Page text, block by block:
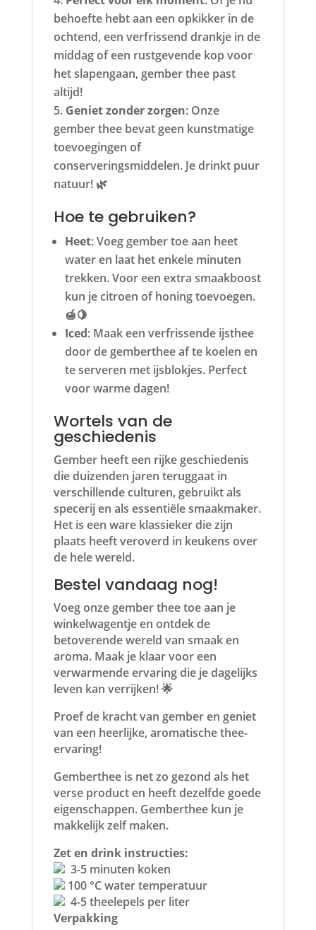
behoefte hebt aan een opkikker in de
ochtend, een verfrissend drankje in de
middag of een rustgevende kop voor
het slapengaan, gember thee past
altijd!
Geniet zonder zorgen: Onze
gember thee bevat geen kunstmatige
toevoegingen of
conserveringsmiddelen. Je drinkt puur
natuur! 🌿
Hoe te gebruiken?
Heet: Voeg gember toe aan heet
water en laat het enkele minuten
trekken. Voor een extra smaakboost
kun je citroen of honing toevoegen.
🍯🍋
Iced: Maak een verfrissende ijsthee
door de gemberthee af te koelen en
te serveren met ijsblokjes. Perfect
voor warme dagen!
Wortels van de
geschiedenis
Gember heeft een rijke geschiedenis
die duizenden jaren teruggaat in
verschillende culturen, gebruikt als
specerij en als essentiële smaakmaker.
Het is een ware klassieker die zijn
plaats heeft veroverd in keukens over
de hele wereld.
Bestel vandaag nog!
Voeg onze gember thee toe aan je
winkelwagentje en ontdek de
betoverende wereld van smaak en
aroma. Maak je klaar voor een
verwarmende ervaring die je dagelijks
leven kan verrijken! 🌟
Proef de kracht van gember en geniet
van een heerlijke, aromatische thee-
ervaring!
Gemberthee is net zo gezond als het
verse product en heeft dezelfde goede
eigenschappen. Gemberthee kun je
makkelijk zelf maken.
Zet en drink instructies:
3-5 minuten koken
100 °C water temperatuur
4-5 theelepels per liter
Verpakking